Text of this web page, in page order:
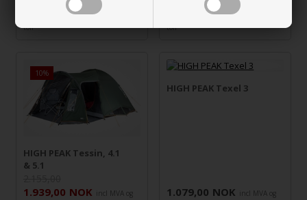
NOK incl MVA og
toll
1.525,00 NOK
toll
10%
HIGH PEAK Tessin, 4.1
& 5.1
1.939,00 NOK
incl MVA og
HIGH PEAK Texel 3
1.079,00 NOK
incl MVA og